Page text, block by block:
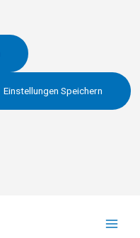
Einstellungen Speichern